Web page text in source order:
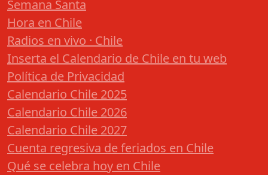
Semana Santa
Hora en Chile
Radios en vivo · Chile
Inserta el Calendario de Chile en tu web
Política de Privacidad
Calendario Chile 2025
Calendario Chile 2026
Calendario Chile 2027
Cuenta regresiva de feriados en Chile
Qué se celebra hoy en Chile